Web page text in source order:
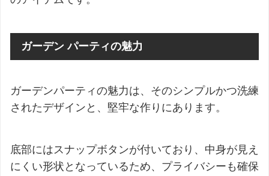
ガーデン パーティの魅力
ガーデンパーティの魅力は、そのシンプルかつ洗練
されたデザインと、堅牢な作りにあります。
底部にはスナップボタンが付いており、中身が見え
にくい形状となっているため、プライバシーも確保